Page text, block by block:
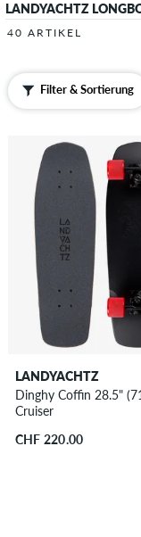
LANDYACHTZ
40 ARTIKEL
Filter & Sortierung
LANDYACHTZ
Dinghy Coffin 28.5"
Cruiser
CHF 220.00